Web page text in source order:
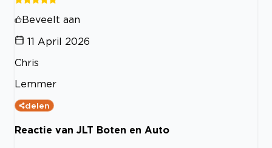
Beveelt aan
11 April 2026
Chris
Lemmer
delen
Reactie van JLT Boten en Auto